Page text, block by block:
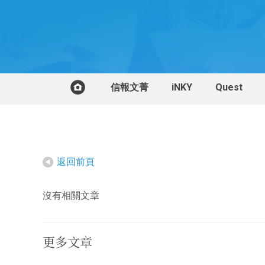
信報文菁 iNKY Quest
返回前頁
沒有相關文章
更多文章